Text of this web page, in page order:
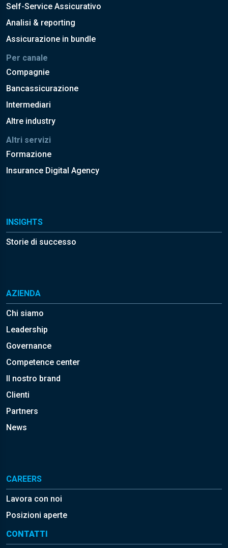
Self-Service Assicurativo
Analisi & reporting
Assicurazione in bundle
Per canale
Compagnie
Bancassicurazione
Intermediari
Altre industry
Altri servizi
Formazione
Insurance Digital Agency
INSIGHTS
Storie di successo
AZIENDA
Chi siamo
Leadership
Governance
Competence center
Il nostro brand
Clienti
Partners
News
CAREERS
Lavora con noi
Posizioni aperte
CONTATTI